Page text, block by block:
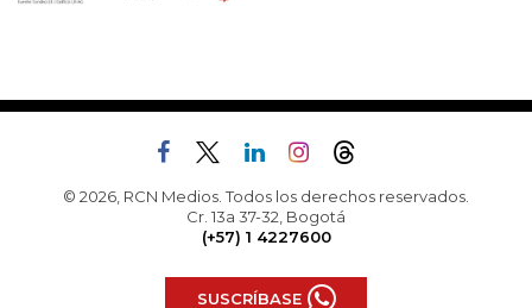
© 2026, RCN Medios. Todos los derechos reservados.
Cr. 13a 37-32, Bogotá
(+57) 1 4227600
SUSCRÍBASE